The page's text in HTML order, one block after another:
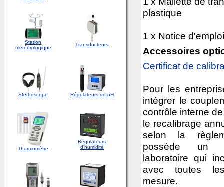
Station
météorologique
Transducteurs
Stéthoscope Régulateurs de pH
Thermomètre
Régulateurs
d'humidité
plastique
1 x Notice d'emploi
Accessoires
Certificat de
Pour les
intégrer le
contrôle interne
le recalibrage
selon la
possède un
laboratoire qui
avec toutes
mesure.